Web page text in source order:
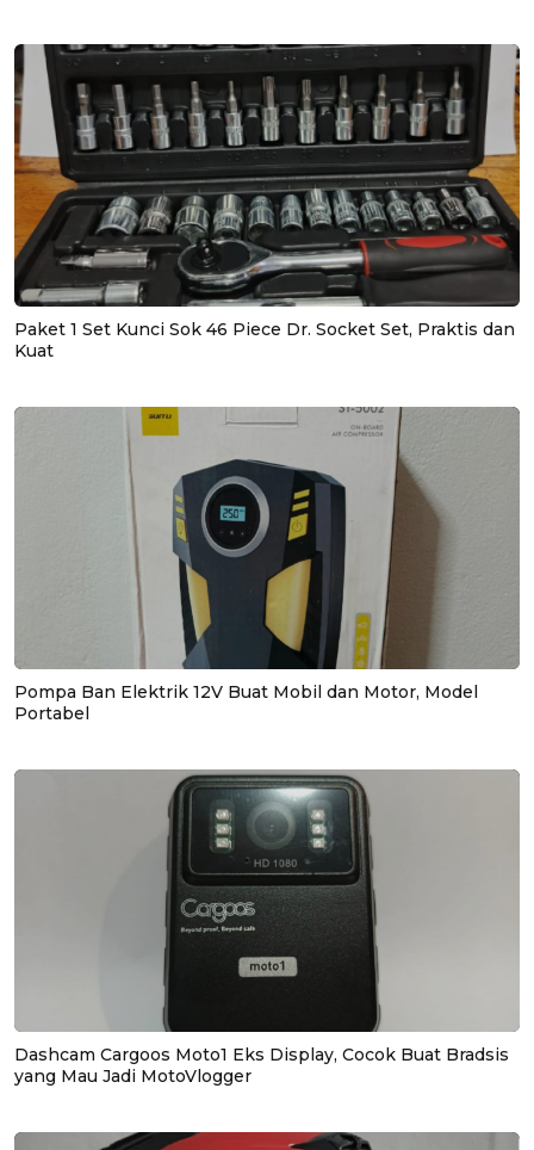
Paket 1 Set Kunci Sok 46 Piece Dr. Socket Set, Praktis dan
Kuat
Pompa Ban Elektrik 12V Buat Mobil dan Motor, Model
Portabel
Dashcam Cargoos Moto1 Eks Display, Cocok Buat Bradsis
yang Mau Jadi MotoVlogger